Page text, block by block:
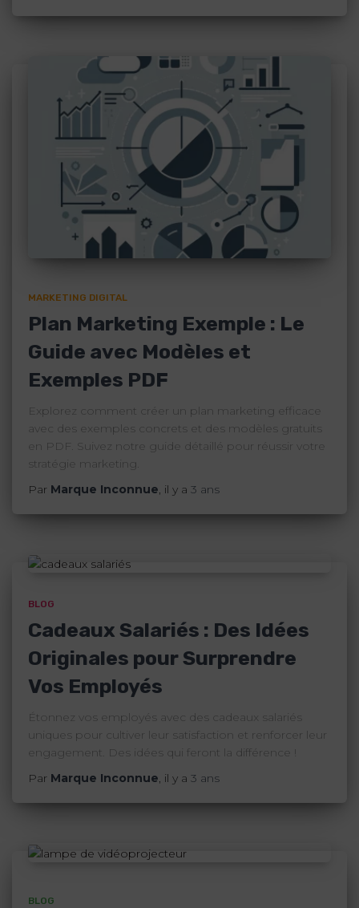
MARKETING DIGITAL
Plan Marketing Exemple : Le
Guide avec Modèles et
Exemples PDF
Explorez comment créer un plan marketing efficace
avec des exemples concrets et des modèles gratuits
en PDF. Suivez notre guide détaillé pour réussir votre
stratégie marketing.
Par Marque Inconnue, il y a 3 ans
BLOG
Cadeaux Salariés : Des Idées
Originales pour Surprendre
Vos Employés
Étonnez vos employés avec des cadeaux salariés
uniques pour cultiver leur satisfaction et renforcer leur
engagement. Des idées qui feront la différence !
Par Marque Inconnue, il y a 3 ans
BLOG